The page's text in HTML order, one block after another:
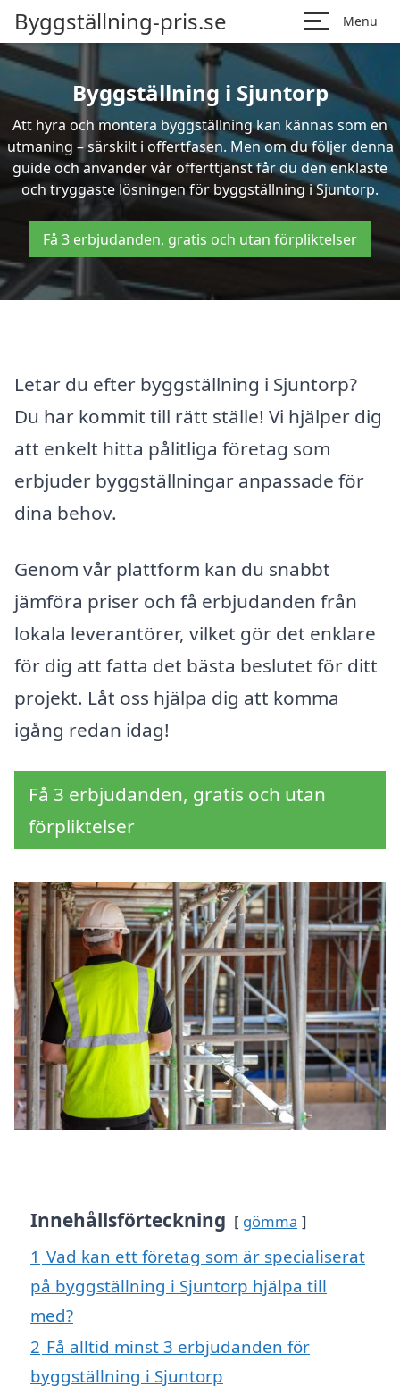
Byggställning-pris.se Menu
Byggställning i Sjuntorp
Att hyra och montera byggställning kan kännas som en
utmaning – särskilt i offertfasen. Men om du följer denna
guide och använder vår offerttjänst får du den enklaste
och tryggaste lösningen för byggställning i Sjuntorp.
Få 3 erbjudanden, gratis och utan förpliktelser
Letar du efter byggställning i Sjuntorp?
Du har kommit till rätt ställe! Vi hjälper dig
att enkelt hitta pålitliga företag som
erbjuder byggställningar anpassade för
dina behov.
Genom vår plattform kan du snabbt
jämföra priser och få erbjudanden från
lokala leverantörer, vilket gör det enklare
för dig att fatta det bästa beslutet för ditt
projekt. Låt oss hjälpa dig att komma
igång redan idag!
Få 3 erbjudanden, gratis och utan
förpliktelser
Innehållsförteckning gömma
1 Vad kan ett företag som är specialiserat
på byggställning i Sjuntorp hjälpa till
med?
2 Få alltid minst 3 erbjudanden för
byggställning i Sjuntorp